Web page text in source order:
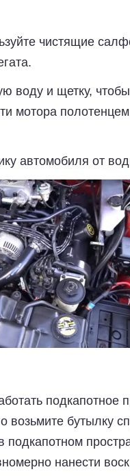
чистящие
воду и щетку,
мотора
автомобиля от
подкапотное
возьмите бутылку
подкапотном
нанести